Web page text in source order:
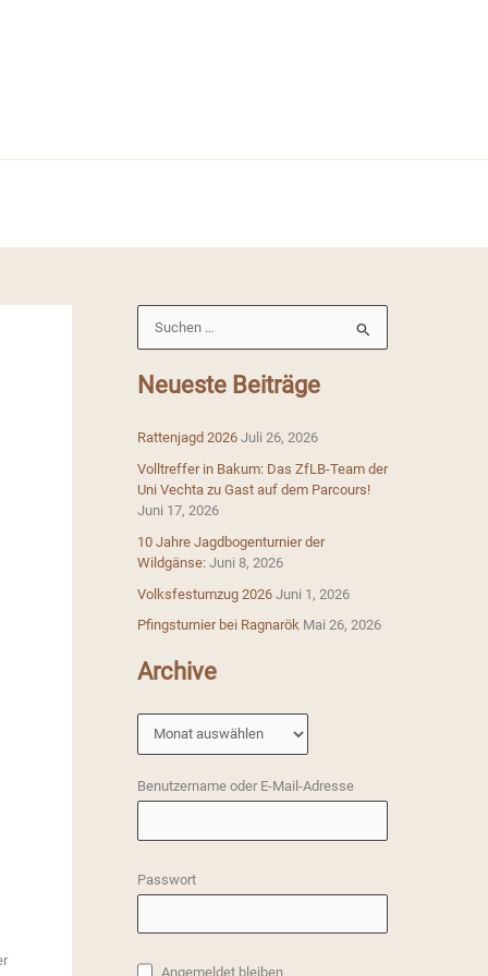
u
c
e
n
a
c
h
Neueste Beiträge
Rattenjagd 2026 Juli 26, 2026
Volltreffer in Bakum: Das ZfLB-Team der
Uni Vechta zu Gast auf dem Parcours!
Juni 17, 2026
10 Jahre Jagdbogenturnier der
Wildgänse: Juni 8, 2026
Volksfestumzug 2026 Juni 1, 2026
Pfingsturnier bei Ragnarök Mai 26, 2026
Archive
r
c
i
e
Benutzername oder E-Mail-Adresse
Passwort
Angemeldet bleiben